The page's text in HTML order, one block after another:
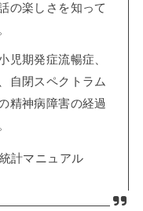
の楽しさを知って
児期発症流暢症、
自閉スペクトラム
精神病障害の経過
計マニュアル